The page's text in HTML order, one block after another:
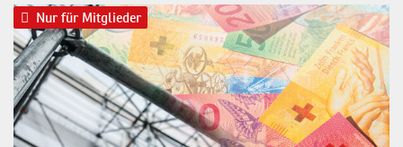
Nur für Mitglieder